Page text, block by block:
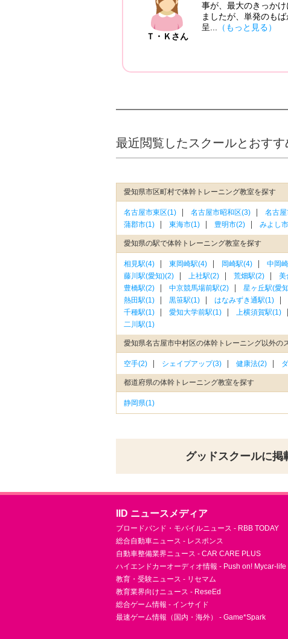
Ｔ・Ｋさん
事が、最大のきっか
ましたが、単発のも
呈...
（もっと見る）
最近閲覧したスクールとおす
愛知県市区町村で体幹トレーニング教室を探す
名古屋市東区(1) 名古屋市昭和区(3) 名古
蒲郡市(1)
東海市(1) 豊明市(2) みよし
愛知県の駅で体幹トレーニング教室を探す
相見駅(4) 東岡崎駅(4) 岡崎駅(4) 中岡
藤川駅(愛知)(2)
上社駅(2) 荒畑駅(2) 美
豊橋駅(2)
中京競馬場前駅(2) 星ヶ丘駅(愛
熱田駅(1)
黒笹駅(1) はなみずき通駅(1)
千種駅(1)
愛知大学前駅(1) 上横須賀駅(1)
二川駅(1)
愛知県名古屋市中村区の体幹トレーニング以外の
空手(2) シェイプアップ(3) 健康法(2)
都道府県の体幹トレーニング教室を探す
静岡県(1)
グッドスクールに掲
IID ニュースメディア
ブロードバンド・モバイルニュース - RBB TODAY
総合自動車ニュース - レスポンス
自動車整備業界ニュース - CAR CARE PLUS
ハイエンドカーオーディオ情報 - Push on! Mycar-life
教育・受験ニュース - リセマム
教育業界向けニュース - ReseEd
総合ゲーム情報 - インサイド
最速ゲーム情報（国内・海外） - Game*Spark